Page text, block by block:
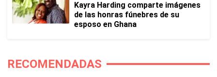
Kayra Harding comparte imágenes
de las honras fúnebres de su
esposo en Ghana
RECOMENDADAS